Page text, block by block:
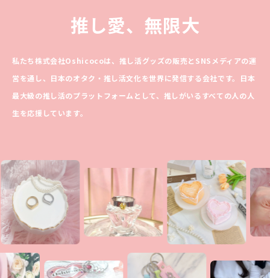
推し愛、無限大
私たち株式会社Oshicocoは、推し活グッズの販売とSNSメディアの運
営を通し、日本のオタク・推し活文化を世界に発信する会社です。日本
最大級の推し活のプラットフォームとして、推しがいるすべての人の人
生を応援しています。